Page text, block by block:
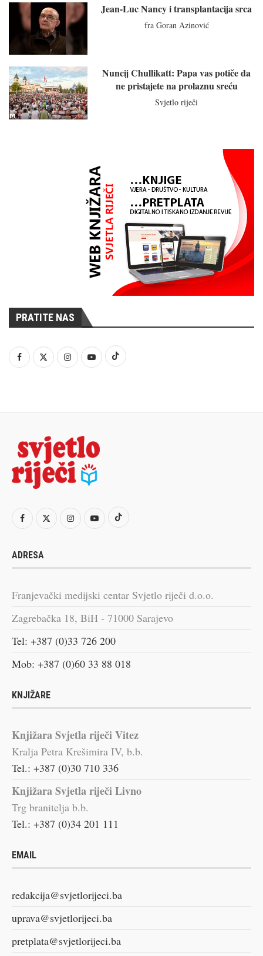
Jean-Luc Nancy i transplantacija srca
fra Goran Azinović
Nuncij Chullikatt: Papa vas potiče da
ne pristajete na prolaznu sreću
Svjetlo riječi
PRATITE NAS
ADRESA
Franjevački medijski centar Svjetlo riječi d.o.o.
Zagrebačka 18, BiH - 71000 Sarajevo
Tel: +387 (0)33 726 200
Mob: +387 (0)60 33 88 018
KNJIŽARE
Knjižara Svjetla riječi Vitez
Kralja Petra Krešimira IV, b.b.
Tel.: +387 (0)30 710 336
Knjižara Svjetla riječi Livno
Trg branitelja b.b.
Tel.: +387 (0)34 201 111
EMAIL
redakcija@svjetlorijeci.ba
uprava@svjetlorijeci.ba
pretplata@svjetlorijeci.ba